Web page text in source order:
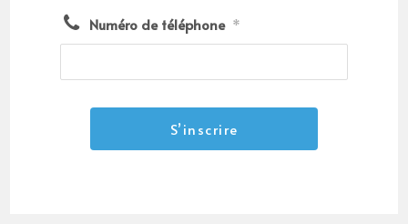
Numéro de téléphone *